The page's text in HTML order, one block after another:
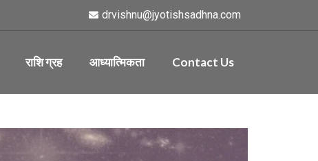
drvishnu@jyotishsadhna.com
राशि ग्रह आध्यात्मिकता Contact Us